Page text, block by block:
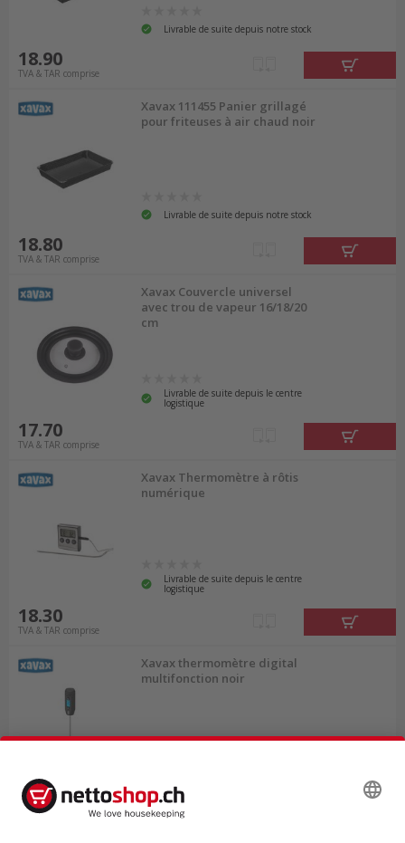
Livrable de suite depuis notre stock
18.90
TVA & TAR comprise
Xavax 111455 Panier grillagé
pour friteuses à air chaud noir
Livrable de suite depuis notre stock
18.80
TVA & TAR comprise
Xavax Couvercle universel
avec trou de vapeur 16/18/20
cm
Livrable de suite depuis le centre
logistique
17.70
TVA & TAR comprise
Xavax Thermomètre à rôtis
numérique
Livrable de suite depuis le centre
logistique
18.30
TVA & TAR comprise
Xavax thermomètre digital
multifonction noir
29.80
TVA & TAR comprise